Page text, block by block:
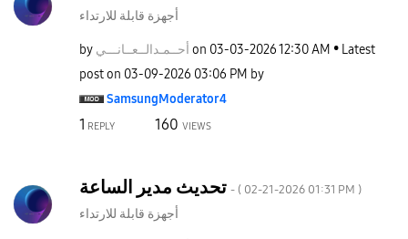
أجهزة قابلة للارتداء
by أحــمـدالــعــانـــي on ‎03-03-202612:30 AM
Latest
post on ‎03-09-2026 03:06 PM by
SamsungModerator4
1 REPLY 160 VIEWS
تحديث مدير الساعة - ( ‎02-21-2026 01:31 PM )
أجهزة قابلة للارتداء